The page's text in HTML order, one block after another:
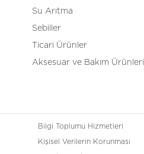
Su Arıtma
Sebiller
Ticari Ürünler
Aksesuar ve Bakım Ürünleri
Bilgi Toplumu Hizmetleri
Kişisel Verilerin Korunması